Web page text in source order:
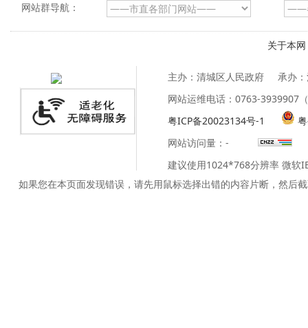
网站群导航：
关于本网
主办：清城区人民政府
承办
网站运维电话：0763-3939907
粤ICP备20023134号-1
网站访问量： -
建议使用1024*768分辨率 微软
如果您在本页面发现错误，请先用鼠标选择出错的内容片断，然后